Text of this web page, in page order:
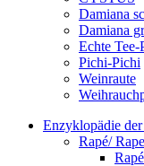
Damiana
Damiana
Echte Tee-
Pichi-Pichi
Weinraute
Enzyklopädie
Rapé/ Rape